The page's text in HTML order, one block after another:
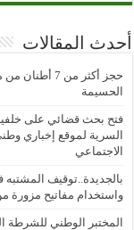
أحدث المقالات
حجز أكثر من
الحسيمة
فتح بحث قضائي على
السرية لموقع إخباري
الاجتماعي
بالجديدة..توقيف
واستخدام مفاتيح مزورة
المختبر الوطني للشرطة